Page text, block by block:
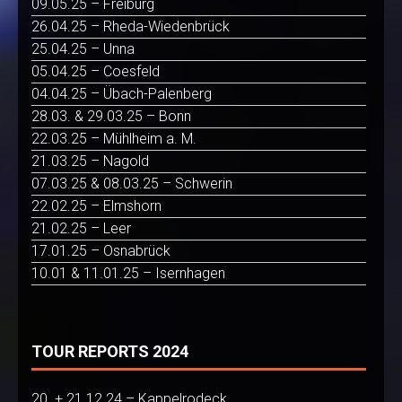
09.05.25 – Freiburg
26.04.25 – Rheda-Wiedenbrück
25.04.25 – Unna
05.04.25 – Coesfeld
04.04.25 – Übach-Palenberg
28.03. & 29.03.25 – Bonn
22.03.25 – Mühlheim a. M.
21.03.25 – Nagold
07.03.25 & 08.03.25 – Schwerin
22.02.25 – Elmshorn
21.02.25 – Leer
17.01.25 – Osnabrück
10.01 & 11.01.25 – Isernhagen
TOUR REPORTS 2024